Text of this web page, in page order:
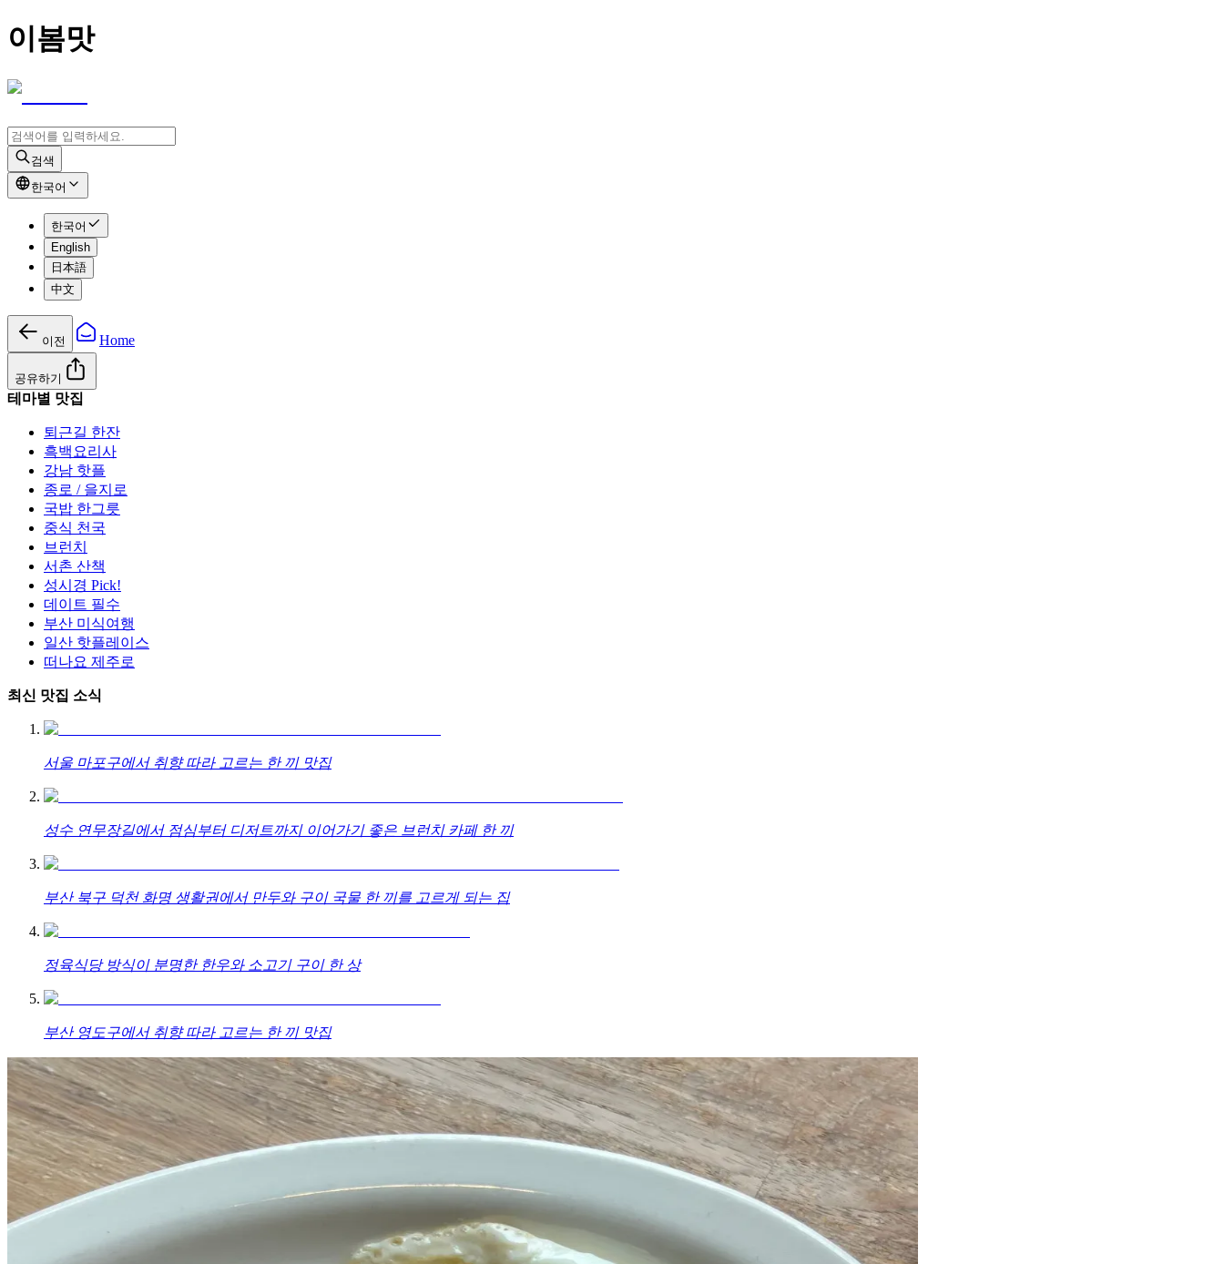
이봄맛
검색
한국어
한국어
English
日本語
中文
이전 Home
공유하기
테마별 맛집
퇴근길 한잔
흑백요리사
강남 핫플
종로 / 을지로
국밥 한그릇
중식 천국
브런치
서촌 산책
성시경 Pick!
데이트 필수
부산 미식여행
일산 핫플레이스
떠나요 제주로
최신 맛집 소식
서울 마포구에서 취향 따라 고르는 한 끼 맛집
성수 연무장길에서 점심부터 디저트까지 이어가기 좋은 브런치 카페 한 끼
부산 북구 덕천 화명 생활권에서 만두와 구이 국물 한 끼를 고르게 되는 집
정육식당 방식이 분명한 한우와 소고기 구이 한 상
부산 영도구에서 취향 따라 고르는 한 끼 맛집